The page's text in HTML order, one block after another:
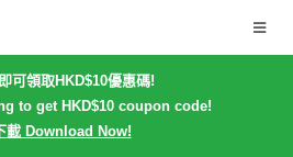
可領取HKD$10優惠碼!
to get HKD$10 coupon code!
載 Download Now!